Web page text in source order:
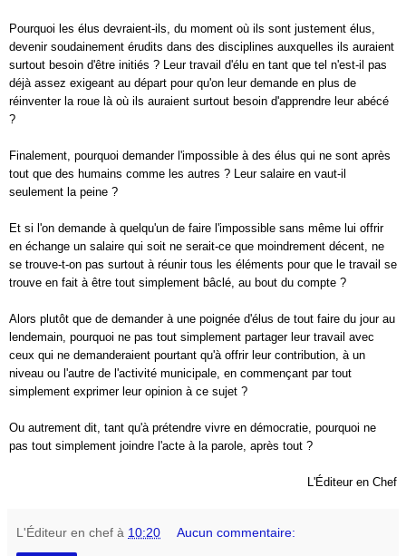
Pourquoi les élus devraient-ils, du moment où ils sont justement élus,
devenir soudainement érudits dans des disciplines auxquelles ils auraient
surtout besoin d'être initiés ? Leur travail d'élu en tant que tel n'est-il pas
déjà assez exigeant au départ pour qu'on leur demande en plus de
réinventer la roue là où ils auraient surtout besoin d'apprendre leur abécé
?
Finalement, pourquoi demander l'impossible à des élus qui ne sont après
tout que des humains comme les autres ? Leur salaire en vaut-il
seulement la peine ?
Et si l'on demande à quelqu'un de faire l'impossible sans même lui offrir
en échange un salaire qui soit ne serait-ce que moindrement décent, ne
se trouve-t-on pas surtout à réunir tous les éléments pour que le travail se
trouve en fait à être tout simplement bâclé, au bout du compte ?
Alors plutôt que de demander à une poignée d'élus de tout faire du jour au
lendemain, pourquoi ne pas tout simplement partager leur travail avec
ceux qui ne demanderaient pourtant qu'à offrir leur contribution, à un
niveau ou l'autre de l'activité municipale, en commençant par tout
simplement exprimer leur opinion à ce sujet ?
Ou autrement dit, tant qu'à prétendre vivre en démocratie, pourquoi ne
pas tout simplement joindre l'acte à la parole, après tout ?
L'Éditeur en Chef
L'Éditeur en chef à 10:20 Aucun commentaire: